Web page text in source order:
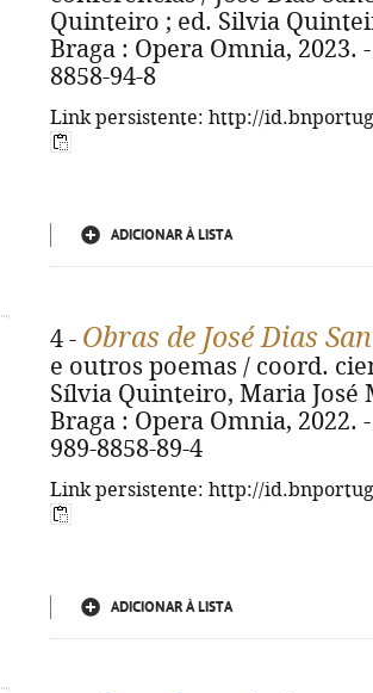
Quinteiro ; ed. Silvia
Braga : Opera Omnia, 2023.
8858-94-8
Link persistente: http://
ADICIONAR À LISTA
4 - Obras de José Dias
e outros poemas / coord.
Sílvia Quinteiro, Maria José
Braga : Opera Omnia, 2022.
989-8858-89-4
Link persistente: http://
ADICIONAR À LISTA